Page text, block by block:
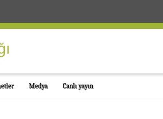
Medya Canlı yayın